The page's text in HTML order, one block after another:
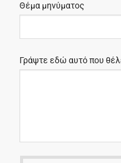
Θέμα μηνύματος
Γράψτε εδώ αυτό που